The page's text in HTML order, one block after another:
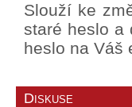
Slouží ke
staré heslo a
heslo na Váš
Diskuse